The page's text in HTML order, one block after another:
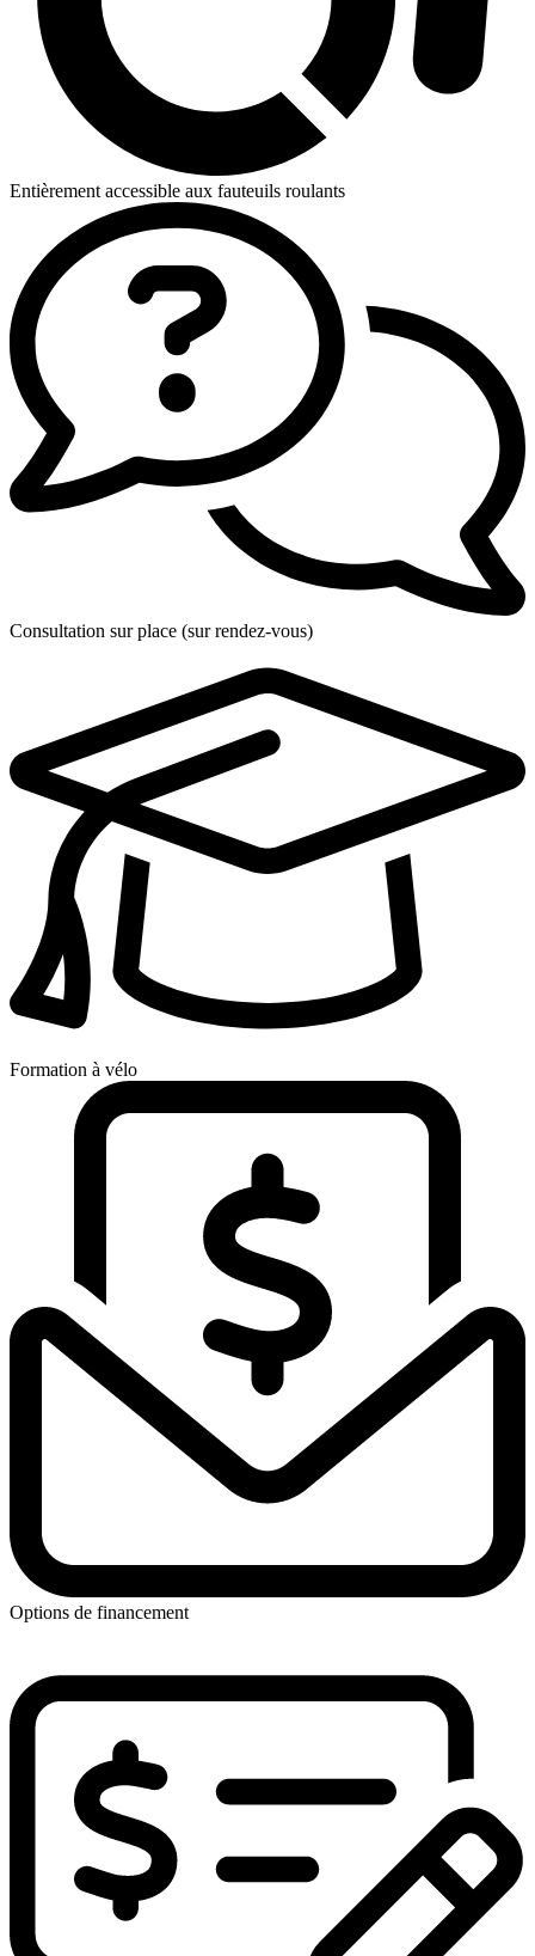
Entièrement accessible aux fauteuils roulants
Consultation sur place (sur rendez-vous)
Formation à vélo
Options de financement